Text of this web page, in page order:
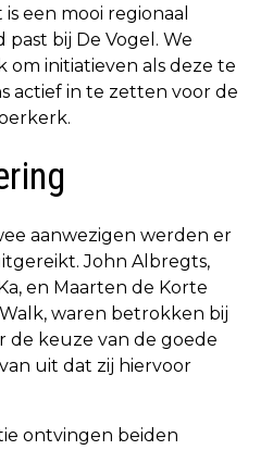
een mooi regionaal
bij De Vogel. We
initiatieven als deze te
actief in te zetten voor de
aanwezigen werden er
John Albregts,
en Maarten de Korte
waren betrokken bij
de keuze van de goede
uit dat zij hiervoor
ontvingen beiden